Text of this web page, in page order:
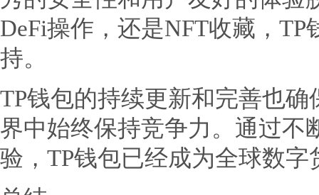
DeFi操作，还是NFT收藏，
持。
TP钱包的持续更新和完善也
界中始终保持竞争力。通过不
验，TP钱包已经成为全球数